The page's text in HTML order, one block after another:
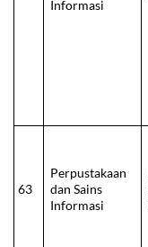
Informasi
63
Perpustakaan
dan Sains
Informasi